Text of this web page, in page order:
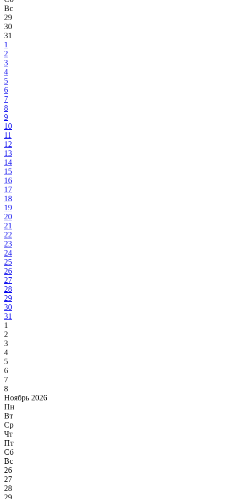
Вс
29
30
31
1
2
3
4
5
6
7
8
9
10
11
12
13
14
15
16
17
18
19
20
21
22
23
24
25
26
27
28
29
30
31
1
2
3
4
5
6
7
8
Ноябрь 2026
Пн
Вт
Ср
Чт
Пт
Сб
Вс
26
27
28